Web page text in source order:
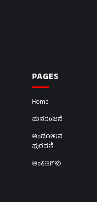
PAGES
Home
ಮನರಂಜನೆ
ಆಂದೋಲನ
ಪುರವಣಿ
ಅಂಕಣಗಳು